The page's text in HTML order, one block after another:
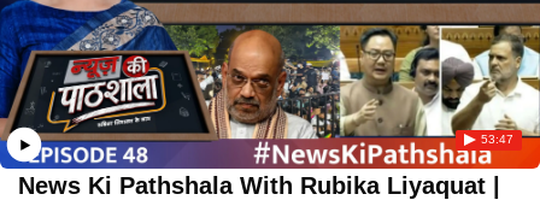
53:47
News Ki Pathshala With Rubika Liyaquat |